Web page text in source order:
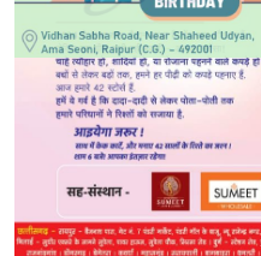
POPULAR NEWS